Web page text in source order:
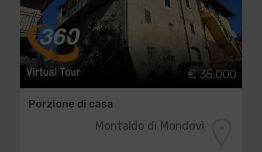
€ 35.000
Porzione di casa
Montaldo di Mondovì